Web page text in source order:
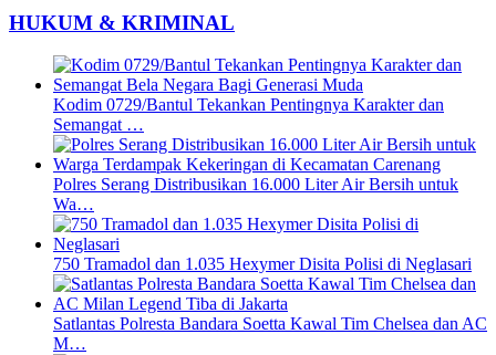
HUKUM & KRIMINAL
Kodim 0729/Bantul Tekankan Pentingnya Karakter dan
Semangat …
Polres Serang Distribusikan 16.000 Liter Air Bersih untuk
Wa…
750 Tramadol dan 1.035 Hexymer Disita Polisi di Neglasari
Satlantas Polresta Bandara Soetta Kawal Tim Chelsea dan AC
M…